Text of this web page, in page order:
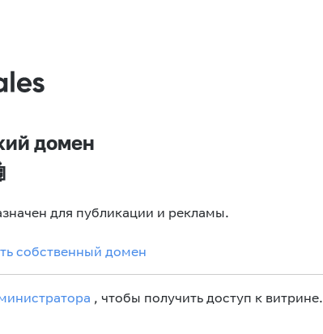
домен
для публикации и рекламы.
собственный домен
, чтобы получить доступ к витрине.